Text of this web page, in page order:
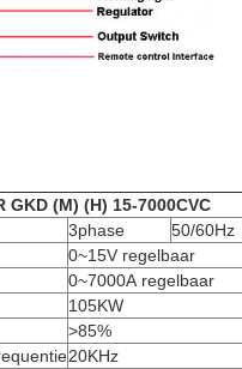
GKD (M) (H) 15-7000CVC
3phase 50/60Hz
0~15V regelbaar
0~7000A regelbaar
105KW
>85%
20KHz